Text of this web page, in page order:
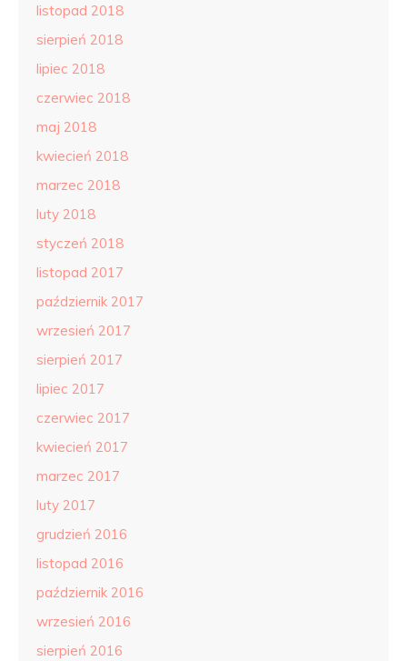
listopad 2018
sierpień 2018
lipiec 2018
czerwiec 2018
maj 2018
kwiecień 2018
marzec 2018
luty 2018
styczeń 2018
listopad 2017
październik 2017
wrzesień 2017
sierpień 2017
lipiec 2017
czerwiec 2017
kwiecień 2017
marzec 2017
luty 2017
grudzień 2016
listopad 2016
październik 2016
wrzesień 2016
sierpień 2016